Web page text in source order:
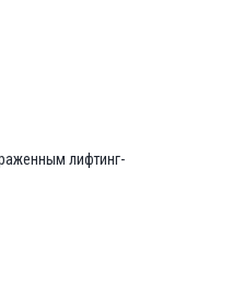
лифтинг-